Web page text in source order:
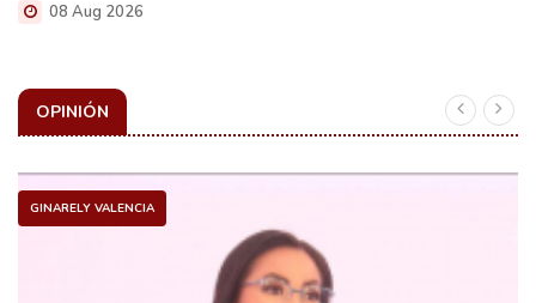
08 Aug 2026
OPINIÓN
GINARELY VALENCIA